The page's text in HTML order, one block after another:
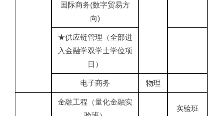
国际商务(数字贸易方
向)
★供应链管理（全部进
入金融学双学士学位项
目）
电子商务 物理
金融工程（量化金融实
实验班